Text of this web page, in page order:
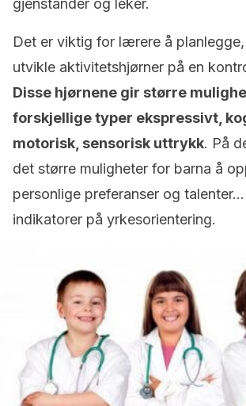
gjenstander og leker.
Det er viktig for lærere å
utvikle aktivitetshjørner på en
Disse hjørnene gir større
forskjellige typer ekspressivt,
motorisk, sensorisk uttrykk. På
det større muligheter for barna å
personlige preferanser og
indikatorer på yrkesorientering.